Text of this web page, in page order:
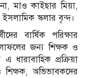
মাও কাইছার মিয়া,
স্কলার বৃন্দ।
বার্ষিক পরিক্ষার
জন্য শিক্ষক ও
এ ধারাবাহিক প্রক্রিয়া
অভিভাবকদের